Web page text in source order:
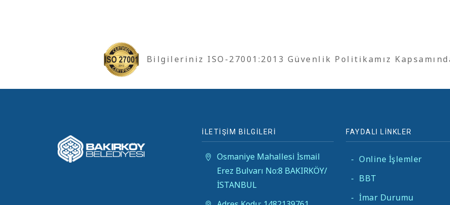
Bilgileriniz ISO-27001:2013 Güvenlik Politikamız
İLETİŞİM BİLGİLERİ
Osmaniye Mahallesi İsmail
Erez Bulvarı No:8 BAKIRKÖY/
İSTANBUL
FAYDALI LİNKLER
- Online İşlemler
- BBT
- İmar Durumu